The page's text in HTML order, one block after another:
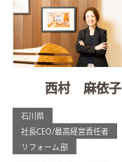
西村 麻依子
石川県
社長CEO/最高経営責任者
リフォーム部